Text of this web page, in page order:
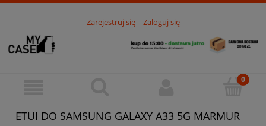
Zarejestruj się Zaloguj się
ETUI DO SAMSUNG GALAXY A33 5G MARMUR